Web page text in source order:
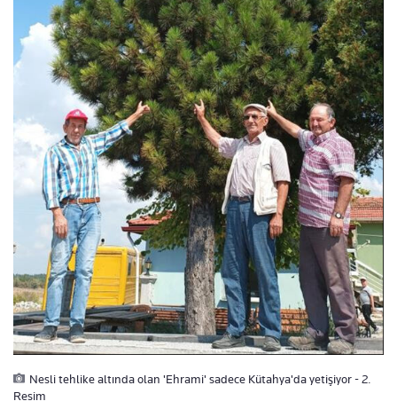
Nesli tehlike altında olan 'Ehrami' sadece Kütahya'da yetişiyor - 2.
Resim